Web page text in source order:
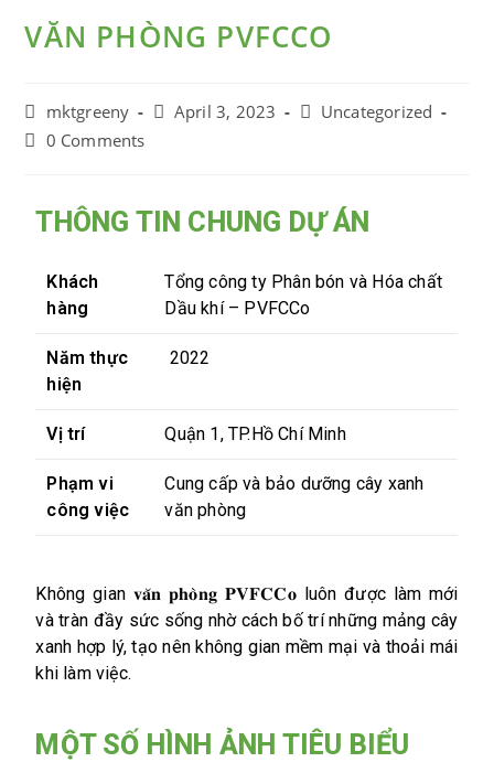
VĂN PHÒNG PVFCCO
mktgreeny April 3, 2023
Uncategorized
0 Comments
THÔNG TIN CHUNG DỰ ÁN
Khách
hàng
Tổng công ty Phân bón và Hóa chất
Dầu khí – PVFCCo
Năm thực
hiện
2022
Vị trí Quận 1, TP.Hồ Chí Minh
Phạm vi
công việc
Cung cấp và bảo dưỡng cây xanh
văn phòng
Không gian 𝐯𝐚̆𝐧 𝐩𝐡𝐨̀𝐧𝐠 𝐏𝐕𝐅𝐂𝐂𝐨 luôn được làm mới
và tràn đầy sức sống nhờ cách bố trí những mảng cây
xanh hợp lý, tạo nên không gian mềm mại và thoải mái
khi làm việc.
MỘT SỐ HÌNH ẢNH TIÊU BIỂU